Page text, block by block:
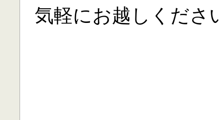
気軽にお越しくださ